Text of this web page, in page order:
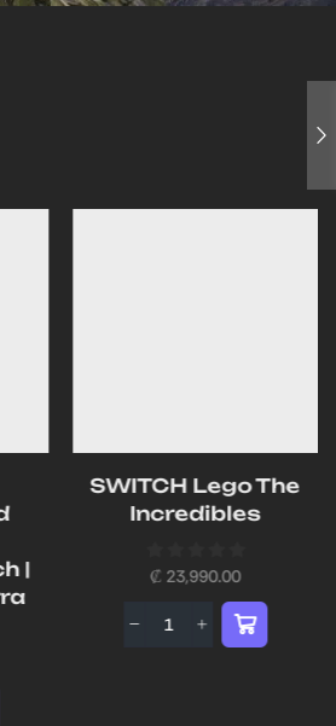
|
SWITCH Lego The
Incredibles
₡ 23,990.00